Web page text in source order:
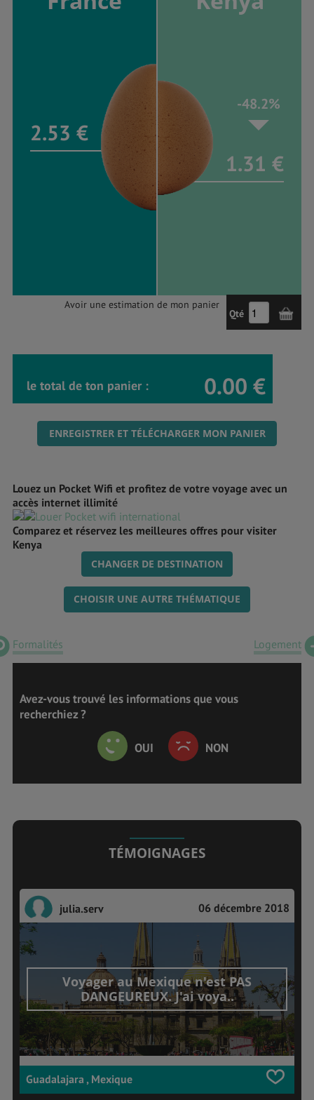
2.53 €
-48.2%
1.31 €
Avoir une estimation de mon panier
Qté
le total de ton panier : 0.00 €
ENREGISTRER ET TÉLÉCHARGER MON PANIER
Louez un Pocket Wifi et profitez de votre voyage avec un
accès internet illimité
Comparez et réservez les meilleures offres pour visiter
Kenya
CHANGER DE DESTINATION
CHOISIR UNE AUTRE THÉMATIQUE
Formalités Logement
Avez-vous trouvé les informations que vous
recherchiez ?
OUI NON
TÉMOIGNAGES
julia.serv 06 décembre 2018
Voyager au Mexique n'est PAS
DANGEUREUX. J'ai voya..
Guadalajara , Mexique